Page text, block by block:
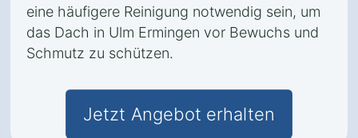
eine häufigere Reinigung notwendig sein, um
das Dach in Ulm Ermingen vor Bewuchs und
Schmutz zu schützen.
Jetzt Angebot erhalten